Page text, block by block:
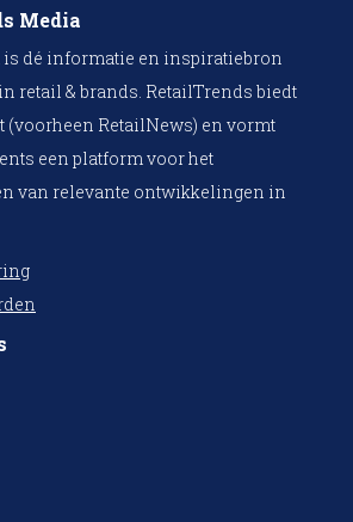
Media
dé informatie en inspiratiebron
retail & brands. RetailTrends biedt
(voorheen RetailNews) en vormt
een platform voor het
van relevante ontwikkelingen in